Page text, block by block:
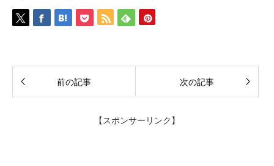
前の記事 次の記事
【スポンサーリンク】